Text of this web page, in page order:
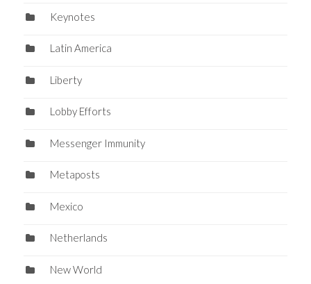
Keynotes
Latin America
Liberty
Lobby Efforts
Messenger Immunity
Metaposts
Mexico
Netherlands
New World